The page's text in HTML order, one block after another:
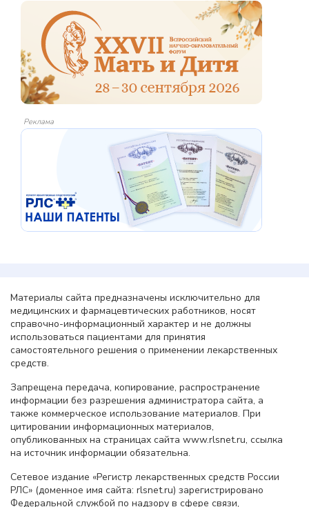
Реклама
Материалы сайта предназначены исключительно для
медицинских и фармацевтических работников, носят
справочно-информационный характер и не должны
использоваться пациентами для принятия
самостоятельного решения о применении лекарственных
средств.
Запрещена передача, копирование, распространение
информации без разрешения администратора сайта, а
также коммерческое использование материалов. При
цитировании информационных материалов,
опубликованных на страницах сайта www.rlsnet.ru, ссылка
на источник информации обязательна.
Сетевое издание «Регистр лекарственных средств России
РЛС» (доменное имя сайта: rlsnet.ru) зарегистрировано
Федеральной службой по надзору в сфере связи,